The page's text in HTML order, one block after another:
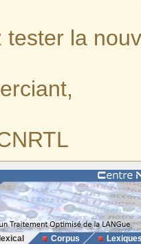
tester la
Corpus